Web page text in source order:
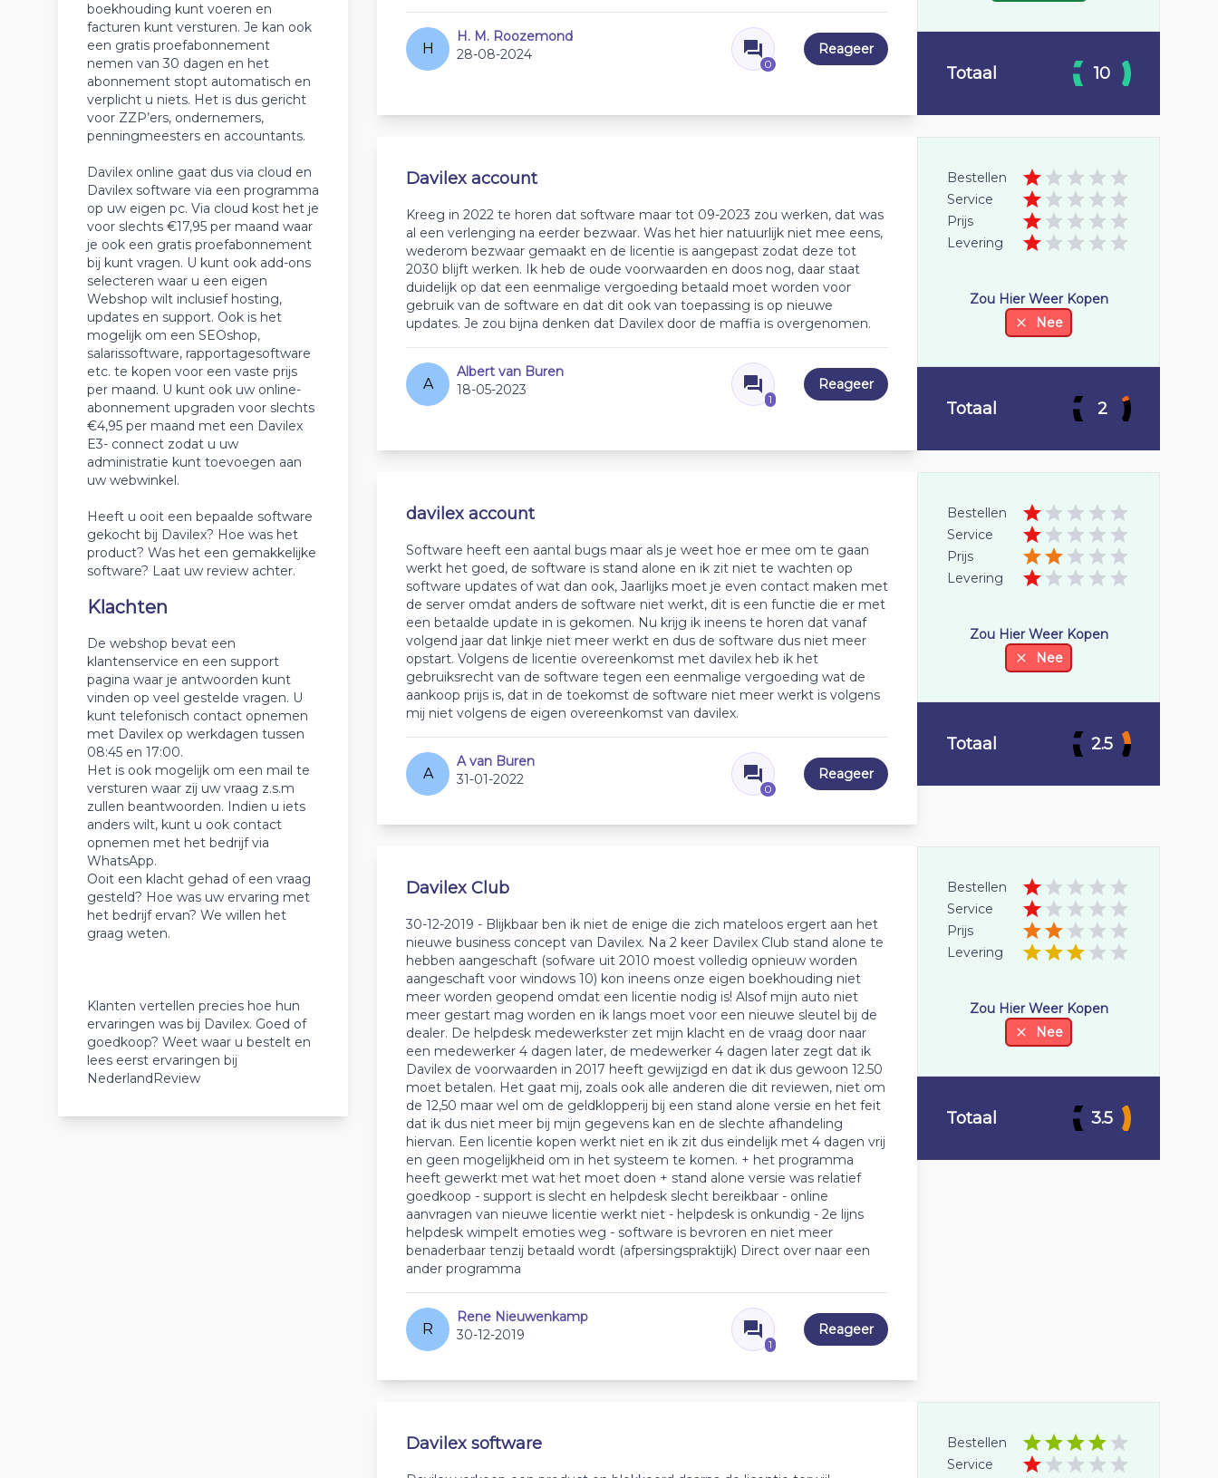
boekhouding kunt voeren en
facturen kunt versturen. Je kan ook
een gratis proefabonnement
nemen van 30 dagen en het
abonnement stopt automatisch en
verplicht u niets. Het is dus gericht
voor ZZP’ers, ondernemers,
penningmeesters en accountants.
Davilex online gaat dus via cloud en
Davilex software via een programma
op uw eigen pc. Via cloud kost het je
voor slechts €17,95 per maand waar
je ook een gratis proefabonnement
bij kunt vragen. U kunt ook add-ons
selecteren waar u een eigen
Webshop wilt inclusief hosting,
updates en support. Ook is het
mogelijk om een SEOshop,
salarissoftware, rapportagesoftware
etc. te kopen voor een vaste prijs
per maand. U kunt ook uw online-
abonnement upgraden voor slechts
€4,95 per maand met een Davilex
E3- connect zodat u uw
administratie kunt toevoegen aan
uw webwinkel.
Heeft u ooit een bepaalde software
gekocht bij Davilex? Hoe was het
product? Was het een gemakkelijke
software? Laat uw review achter.
Klachten
De webshop bevat een
klantenservice en een support
pagina waar je antwoorden kunt
vinden op veel gestelde vragen. U
kunt telefonisch contact opnemen
met Davilex op werkdagen tussen
08:45 en 17:00.
Het is ook mogelijk om een mail te
versturen waar zij uw vraag z.s.m
zullen beantwoorden. Indien u iets
anders wilt, kunt u ook contact
opnemen met het bedrijf via
WhatsApp.
Ooit een klacht gehad of een vraag
gesteld? Hoe was uw ervaring met
het bedrijf ervan? We willen het
graag weten.
Klanten vertellen precies hoe hun
ervaringen was bij Davilex. Goed of
goedkoop? Weet waar u bestelt en
lees eerst ervaringen bij
NederlandReview
H
H. M. Roozemond
28-08-2024
0
Reageer
Totaal 10
Davilex account
Kreeg in 2022 te horen dat software maar tot 09-2023 zou werken, dat was
al een verlenging na eerder bezwaar. Was het hier natuurlijk niet mee eens,
wederom bezwaar gemaakt en de licentie is aangepast zodat deze tot
2030 blijft werken. Ik heb de oude voorwaarden en doos nog, daar staat
duidelijk op dat een eenmalige vergoeding betaald moet worden voor
gebruik van de software en dat dit ook van toepassing is op nieuwe
updates. Je zou bijna denken dat Davilex door de maffia is overgenomen.
A
Albert van Buren
18-05-2023
1
Reageer
Bestellen
Service
Prijs
Levering
Zou Hier Weer Kopen
Nee
Totaal 2
davilex account
Software heeft een aantal bugs maar als je weet hoe er mee om te gaan
werkt het goed, de software is stand alone en ik zit niet te wachten op
software updates of wat dan ook, Jaarlijks moet je even contact maken met
de server omdat anders de software niet werkt, dit is een functie die er met
een betaalde update in is gekomen. Nu krijg ik ineens te horen dat vanaf
volgend jaar dat linkje niet meer werkt en dus de software dus niet meer
opstart. Volgens de licentie overeenkomst met davilex heb ik het
gebruiksrecht van de software tegen een eenmalige vergoeding wat de
aankoop prijs is, dat in de toekomst de software niet meer werkt is volgens
mij niet volgens de eigen overeenkomst van davilex.
A
A van Buren
31-01-2022
0
Reageer
Bestellen
Service
Prijs
Levering
Zou Hier Weer Kopen
Nee
Totaal 2.5
Davilex Club
30-12-2019 - Blijkbaar ben ik niet de enige die zich mateloos ergert aan het
nieuwe business concept van Davilex. Na 2 keer Davilex Club stand alone te
hebben aangeschaft (sofware uit 2010 moest volledig opnieuw worden
aangeschaft voor windows 10) kon ineens onze eigen boekhouding niet
meer worden geopend omdat een licentie nodig is! Alsof mijn auto niet
meer gestart mag worden en ik langs moet voor een nieuwe sleutel bij de
dealer. De helpdesk medewerkster zet mijn klacht en de vraag door naar
een medewerker 4 dagen later, de medewerker 4 dagen later zegt dat ik
Davilex de voorwaarden in 2017 heeft gewijzigd en dat ik dus gewoon 12.50
moet betalen. Het gaat mij, zoals ook alle anderen die dit reviewen, niet om
de 12,50 maar wel om de geldklopperij bij een stand alone versie en het feit
dat ik dus niet meer bij mijn gegevens kan en de slechte afhandeling
hiervan. Een licentie kopen werkt niet en ik zit dus eindelijk met 4 dagen vrij
en geen mogelijkheid om in het systeem te komen. + het programma
heeft gewerkt met wat het moet doen + stand alone versie was relatief
goedkoop - support is slecht en helpdesk slecht bereikbaar - online
aanvragen van nieuwe licentie werkt niet - helpdesk is onkundig - 2e lijns
helpdesk wimpelt emoties weg - software is bevroren en niet meer
benaderbaar tenzij betaald wordt (afpersingspraktijk) Direct over naar een
ander programma
R
Rene Nieuwenkamp
30-12-2019
1
Reageer
Bestellen
Service
Prijs
Levering
Zou Hier Weer Kopen
Nee
Totaal 3.5
Davilex software
Bestellen
Service